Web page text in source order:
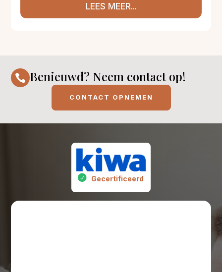
LEES MEER...
 Benieuwd? Neem contact op!
CONTACT OPNEMEN
Gecertificeerd